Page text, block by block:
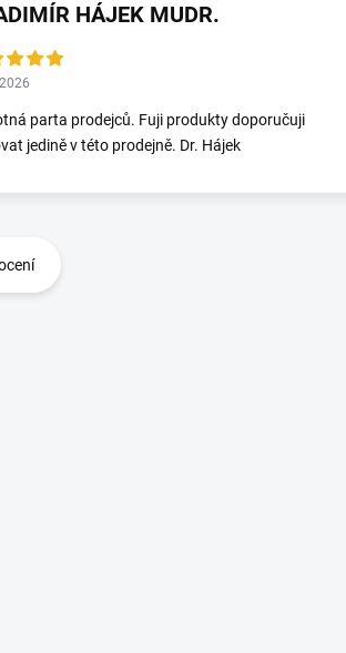
HÁJEK MUDR.
parta prodejců. Fuji produkty doporučuji
jedině v této prodejně. Dr. Hájek